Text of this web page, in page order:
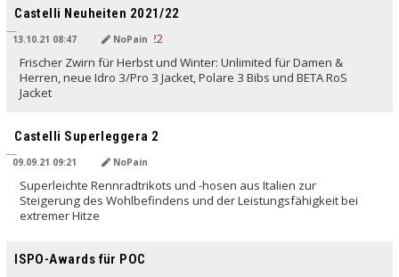
Castelli Neuheiten 2021/22
13.10.21 08:47 NoPain
Frischer Zwirn für Herbst und Winter: Unlimited für Damen &
Herren, neue Idro 3/Pro 3 Jacket, Polare 3 Bibs und BETA RoS
Jacket
Castelli Superleggera 2
09.09.21 09:21 NoPain
Superleichte Rennradtrikots und -hosen aus Italien zur
Steigerung des Wohlbefindens und der Leistungsfähigkeit bei
extremer Hitze
ISPO-Awards für POC